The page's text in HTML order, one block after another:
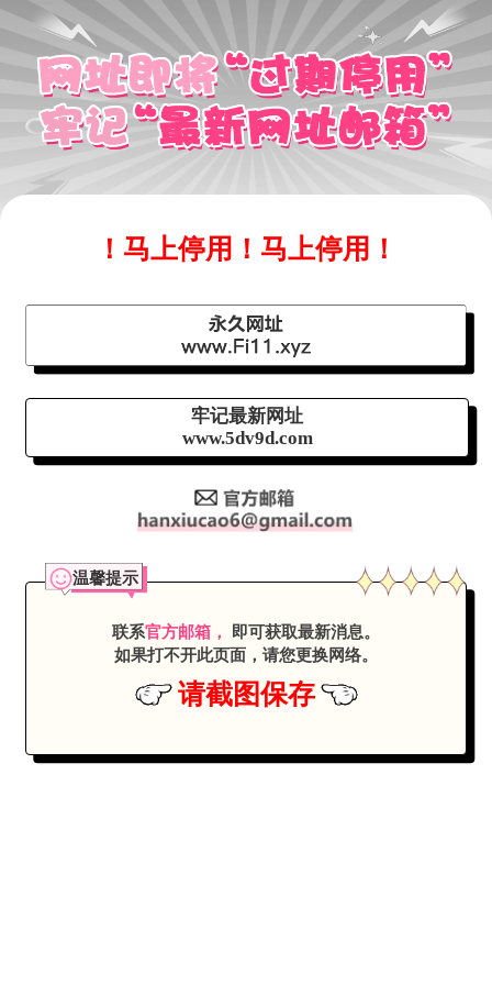
！马上停用！马上停用！
牢记最新网址
www.5dv9d.com
温馨提示
联系官方邮箱，
即可获取最新消息。
如果打不开此页面， 请您更换网络。
请截图保存